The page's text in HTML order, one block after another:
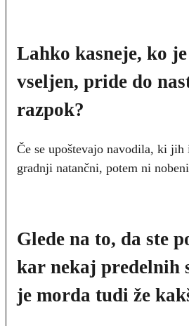
Lahko kasneje, ko
vseljen, pride do
razpok?
Če se upoštevajo navodila, ki
gradnji natančni, potem ni
Glede na to, da ste
kar nekaj predelnih
je morda tudi že